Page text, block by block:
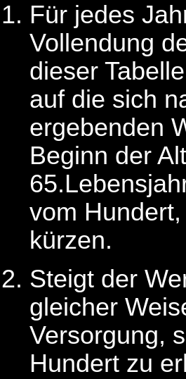
Für jedes
Vollendung
dieser
auf die sich
ergebenden
Beginn der
vom
kürzen.
Steigt der
gleicher
Versorgung,
Hundert zu